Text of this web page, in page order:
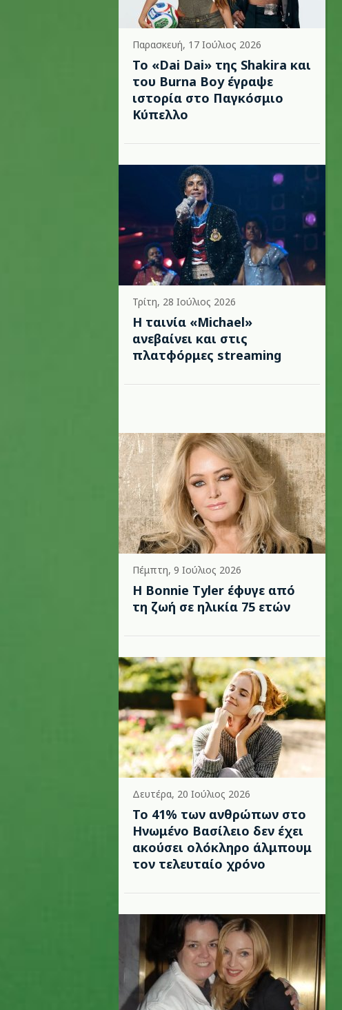
Παρασκευή, 17 Ιούλιος 2026
To «Dai Dai» της Shakira και
του Burna Boy έγραψε
ιστορία στο Παγκόσμιο
Κύπελλο
Τρίτη, 28 Ιούλιος 2026
Η ταινία «Michael»
ανεβαίνει και στις
πλατφόρμες streaming
Πέμπτη, 9 Ιούλιος 2026
Η Bonnie Tyler έφυγε από
τη ζωή σε ηλικία 75 ετών
Δευτέρα, 20 Ιούλιος 2026
Το 41% των ανθρώπων στο
Ηνωμένο Βασίλειο δεν έχει
ακούσει ολόκληρο άλμπουμ
τον τελευταίο χρόνο